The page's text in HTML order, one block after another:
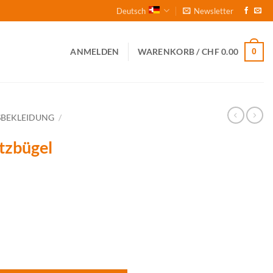
Deutsch Newsletter
ANMELDEN WARENKORB /CHF0.00 0
/